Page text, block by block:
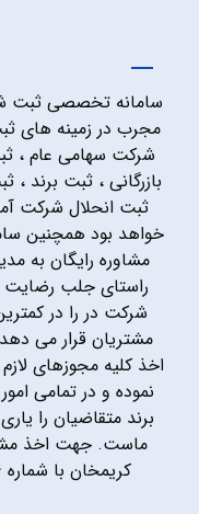
سامانه تخصصی ثبت
مجرب در زمینه های
شرکت سهامی عام ،
بازرگانی ، ثبت برند
ثبت انحلال شرکت
خواهد بود همچنین
مشاوره رایگان به
راستای جلب رضایت
شرکت در را در
مشتریان قرار می
اخذ کلیه مجوزهای
نموده و در تمامی
برند متقاضیان را
ماست. جهت اخذ
کریمخان با شماره ۰۲۱۸۷۱۴۶ تماس حاصل فرمایید.